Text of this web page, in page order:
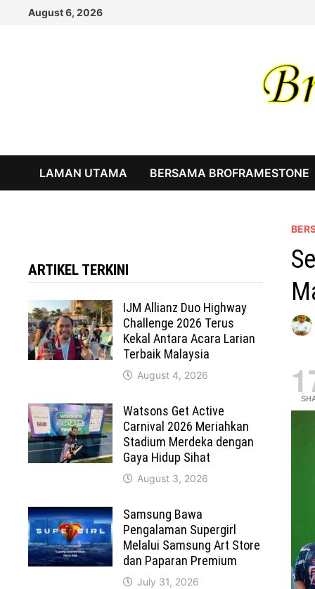
August 6, 2026
LAMAN UTAMA BERSAMA BROFRAMESTONE
ARTIKEL TERKINI
IJM Allianz Duo Highway
Challenge 2026 Terus
Kekal Antara Acara Larian
Terbaik Malaysia
August 4, 2026
Watsons Get Active
Carnival 2026 Meriahkan
Stadium Merdeka dengan
Gaya Hidup Sihat
August 3, 2026
Samsung Bawa
Pengalaman Supergirl
Melalui Samsung Art Store
dan Paparan Premium
July 31, 2026